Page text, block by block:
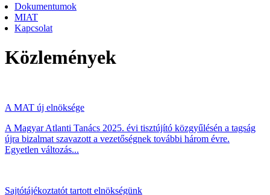
Dokumentumok
MIAT
Kapcsolat
Közlemények
A MAT új elnöksége
A Magyar Atlanti Tanács 2025. évi tisztújító közgyűlésén a tagság
újra bizalmat szavazott a vezetőségnek további három évre.
Egyetlen változás...
Sajtótájékoztatót tartott elnökségünk